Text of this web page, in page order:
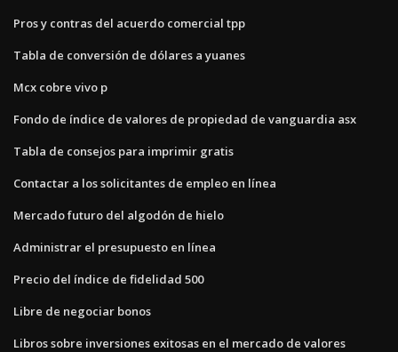
Pros y contras del acuerdo comercial tpp
Tabla de conversión de dólares a yuanes
Mcx cobre vivo p
Fondo de índice de valores de propiedad de vanguardia asx
Tabla de consejos para imprimir gratis
Contactar a los solicitantes de empleo en línea
Mercado futuro del algodón de hielo
Administrar el presupuesto en línea
Precio del índice de fidelidad 500
Libre de negociar bonos
Libros sobre inversiones exitosas en el mercado de valores